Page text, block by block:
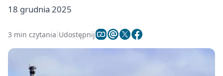
18 grudnia 2025
3 min czytania Udostępnij